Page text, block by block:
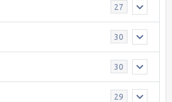
27
30
30
29